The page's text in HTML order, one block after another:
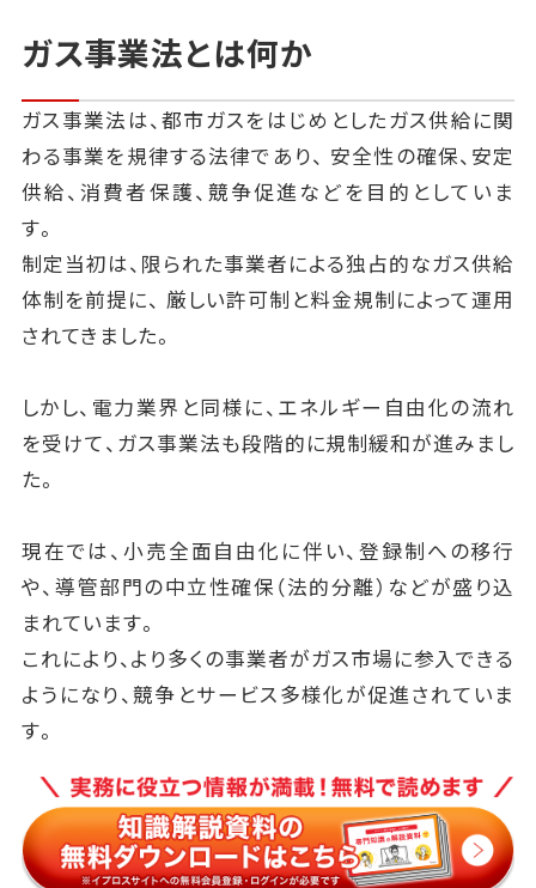
ガス事業法とは何か
ガス事業法は、都市ガスをはじめとしたガス供給に関
わる事業を規律する法律であり、 安全性の確保、安定
供給、消費者保護、競争促進などを目的としていま
す。
制定当初は、限られた事業者による独占的なガス供給
体制を前提に、 厳しい許可制と料金規制によって運用
されてきました。
しかし、電力業界と同様に、エネルギー自由化の流れ
を受けて、ガス事業法も段階的に規制緩和が進みまし
た。
現在では、小売全面自由化に伴い、登録制への移行
や、導管部門の中立性確保（法的分離）などが盛り込
まれています。
これにより、より多くの事業者がガス市場に参入できる
ようになり、競争とサービス多様化が促進されていま
す。